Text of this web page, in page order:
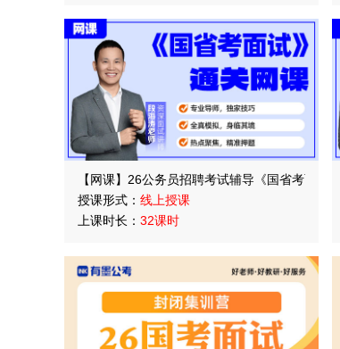
【网课】26公务员招聘考试辅导《国省考面试
授课形式： 线上授课
上课时长： 32课时